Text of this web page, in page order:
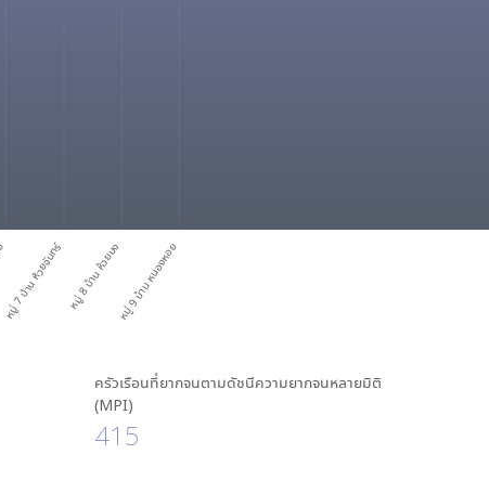
หมู่ 7 บ้าน ห้วยจันทร์ หมู่ 8 บ้าน ห้วยบงหมู่ 9 บ้าน หนองหอย
ครัวเรือนที่ยากจนตามดัชนีความยากจนหลายมิติ
(MPI)
415